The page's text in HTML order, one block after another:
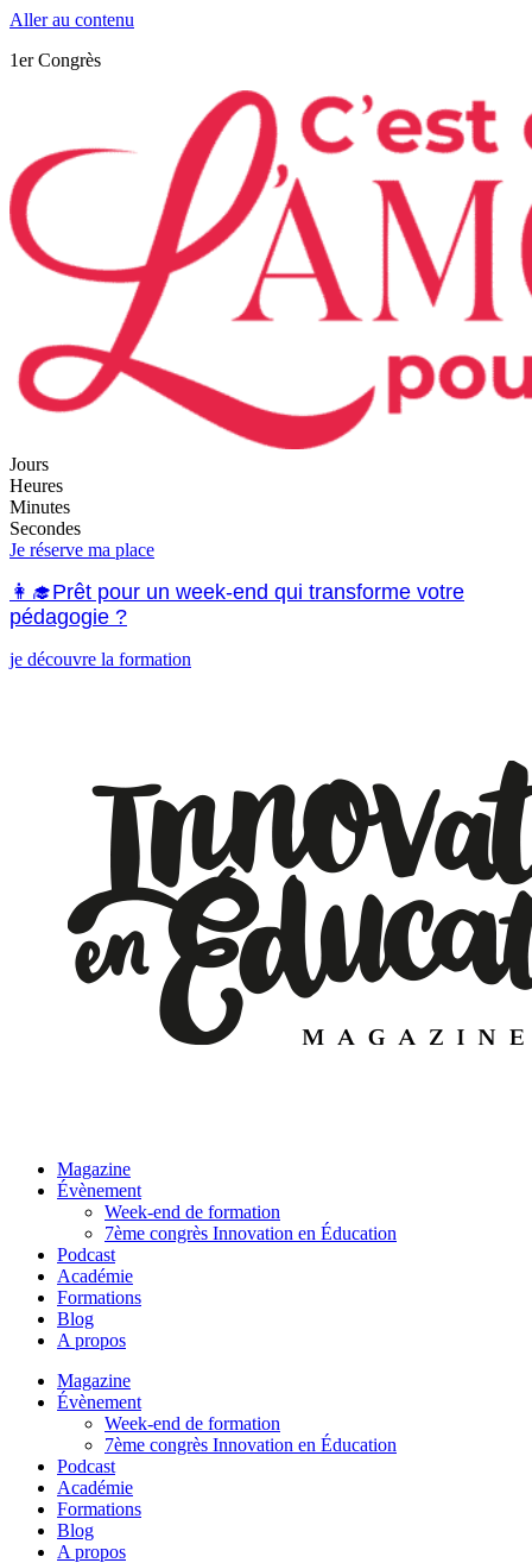
Aller au contenu
1er Congrès
Jours
Heures
Minutes
Secondes
Je réserve ma place
👩‍🎓Prêt pour un week-end qui transforme votre
pédagogie ?
je découvre la formation
Magazine
Évènement
Week-end de formation
7ème congrès Innovation en Éducation
Podcast
Académie
Formations
Blog
A propos
Magazine
Évènement
Week-end de formation
7ème congrès Innovation en Éducation
Podcast
Académie
Formations
Blog
A propos